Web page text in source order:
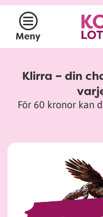
Meny
Klirra – din
För 60 kronor kan